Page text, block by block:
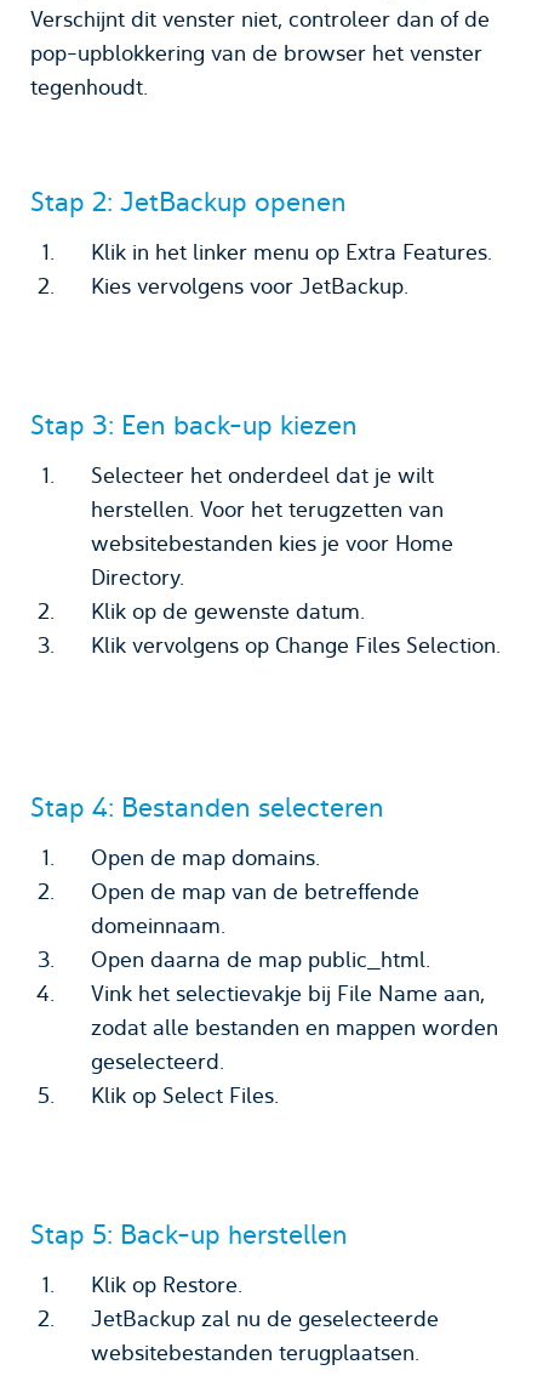
Verschijnt dit venster niet, controleer dan of de
pop-upblokkering van de browser het venster
tegenhoudt.
Stap 2: JetBackup openen
Klik in het linker menu op Extra Features.
Kies vervolgens voor JetBackup.
Stap 3: Een back-up kiezen
Selecteer het onderdeel dat je wilt
herstellen. Voor het terugzetten van
websitebestanden kies je voor Home
Directory.
Klik op de gewenste datum.
Klik vervolgens op Change Files Selection.
Stap 4: Bestanden selecteren
Open de map domains.
Open de map van de betreffende
domeinnaam.
Open daarna de map public_html.
Vink het selectievakje bij File Name aan,
zodat alle bestanden en mappen worden
geselecteerd.
Klik op Select Files.
Stap 5: Back-up herstellen
Klik op Restore.
JetBackup zal nu de geselecteerde
websitebestanden terugplaatsen.